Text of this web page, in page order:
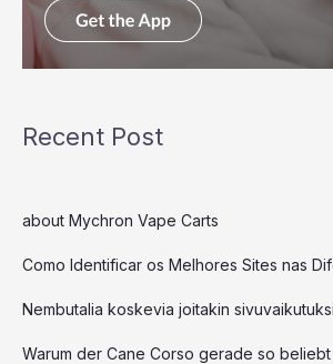
Recent Post
about Mychron Vape Carts
Como Identificar os Melhores Sites nas
Nembutalia koskevia joitakin
Warum der Cane Corso gerade so beliebt